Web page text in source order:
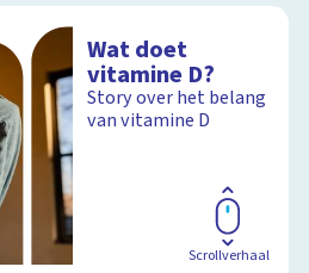
Wat doet
vitamine D?
Story over het belang
van vitamine D
Scrollverhaal